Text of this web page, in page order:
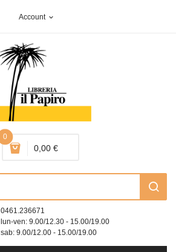
Account expand_more
0
0,00 €
0461.236671
lun-ven: 9.00/12.30 - 15.00/19.00
sab: 9.00/12.00 - 15.00/19.00